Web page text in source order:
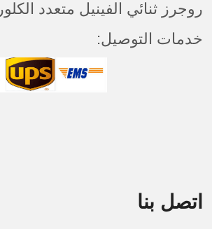
روجرز ثنائي الفينيل متعدد الكلور
خدمات التوصيل:
اتصل بنا